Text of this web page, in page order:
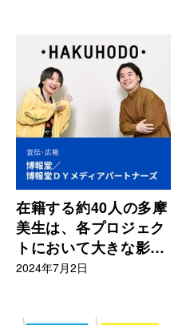
在籍する約40人の多摩
美生は、各プロジェク
トにおいて大きな影響
を与えてくれる存在
2024年7月2日